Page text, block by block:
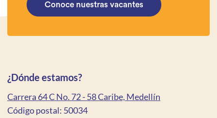
Conoce nuestras vacantes
¿Dónde estamos?
Carrera 64 C No. 72 - 58 Caribe, Medellín
Código postal: 50034